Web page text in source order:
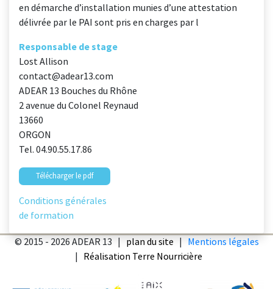
en démarche d’installation munies d’une attestation
délivrée par le PAI sont pris en charges par l
Responsable de stage
Lost Allison
contact@adear13.com
ADEAR 13 Bouches du Rhône
2 avenue du Colonel Reynaud
13660
ORGON
Tel. 04.90.55.17.86
Télécharger le pdf
Conditions générales
de formation
© 2015 - 2026 ADEAR 13 | plan du site
Mentions légales
Réalisation Terre Nourricière